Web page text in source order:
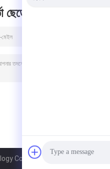
ছেড়ে
Co.Ltd. All Rights Reserved.